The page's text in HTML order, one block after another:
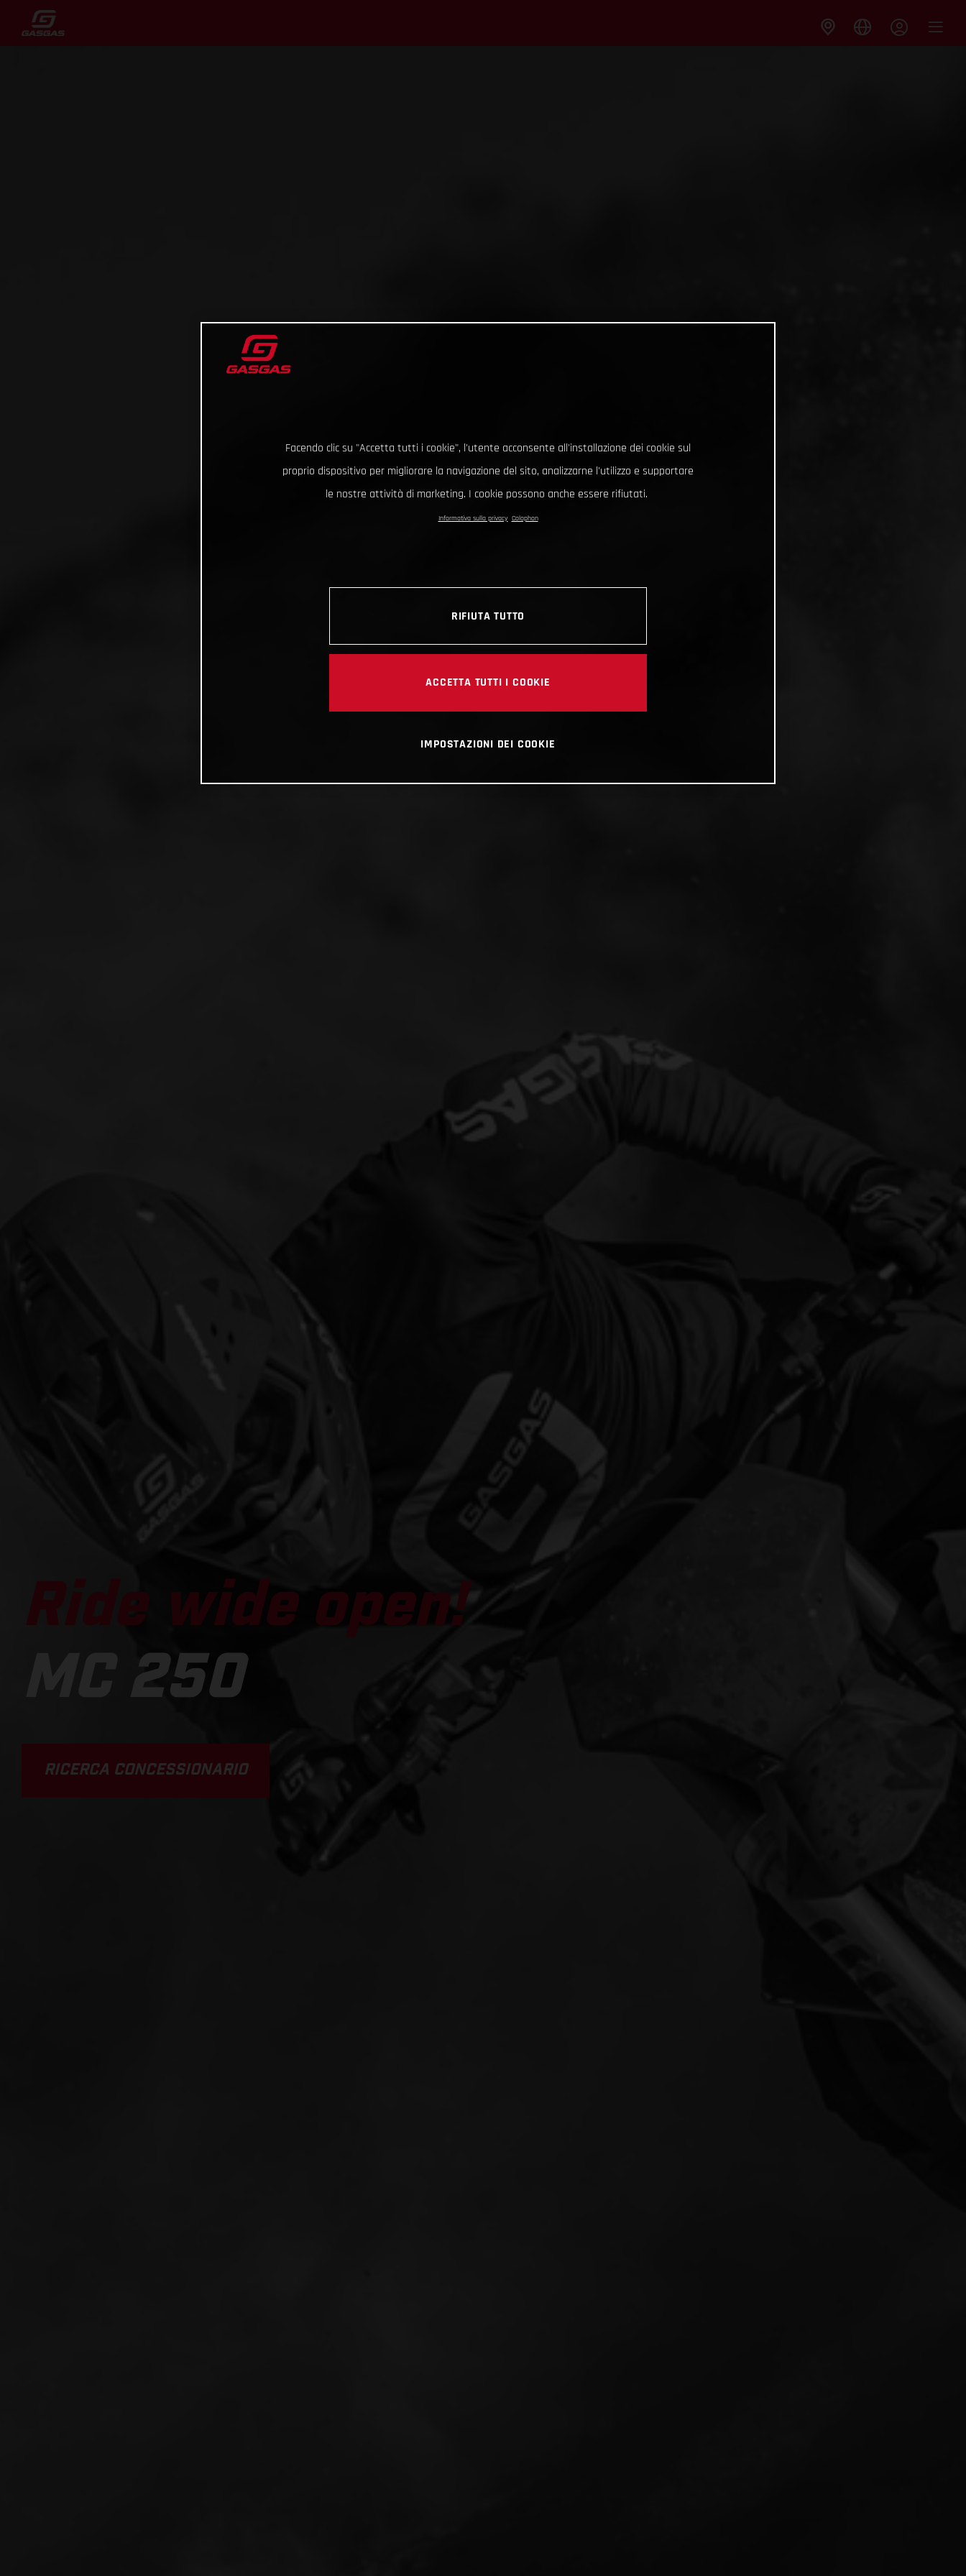
Ride wide open!
MC 250
RICERCA CONCESSIONARIO
Facendo clic su "Accetta tutti i cookie", l'utente acconsente all'installazione dei cookie sul
proprio dispositivo per migliorare la navigazione del sito, analizzarne l'utilizzo e supportare
le nostre attività di marketing. I cookie possono anche essere rifiutati.
Informativa sulla privacy Colophon
RIFIUTA TUTTO
ACCETTA TUTTI I COOKIE
IMPOSTAZIONI DEI COOKIE